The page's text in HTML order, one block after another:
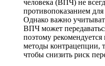
человека (ВПЧ) не
противопоказанием
Однако важно
ВПЧ может
поэтому рекомендуется
методы контрацепции,
чтобы снизить риск